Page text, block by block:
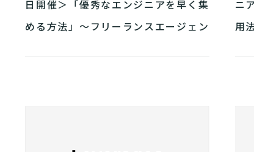
日開催＞「優秀なエンジニアを早く集
める方法」～フリーランスエージェン
ニ
用